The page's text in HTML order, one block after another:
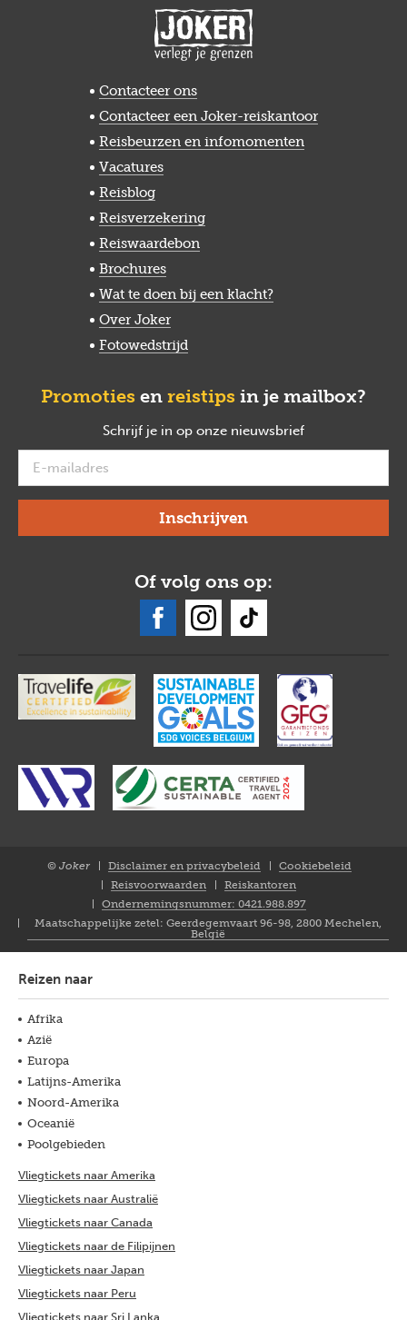
Contacteer ons
Contacteer een Joker-reiskantoor
Reisbeurzen en infomomenten
Vacatures
Reisblog
Reisverzekering
Reiswaardebon
Brochures
Wat te doen bij een klacht?
Over Joker
Fotowedstrijd
Promoties en reistips in je mailbox?
Schrijf je in op onze nieuwsbrief
Of volg ons op:
© Joker
Disclaimer en privacybeleid
Cookiebeleid
Reisvoorwaarden
Reiskantoren
Ondernemingsnummer: 0421.988.897
Maatschappelijke zetel: Geerdegemvaart 96-98, 2800 Mechelen,
België
Reizen naar
Afrika
Azië
Europa
Latijns-Amerika
Noord-Amerika
Oceanië
Poolgebieden
Vliegtickets naar Amerika
Vliegtickets naar Australië
Vliegtickets naar Canada
Vliegtickets naar de Filipijnen
Vliegtickets naar Japan
Vliegtickets naar Peru
Vliegtickets naar Sri Lanka